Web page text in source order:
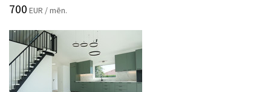
700 EUR / mēn.